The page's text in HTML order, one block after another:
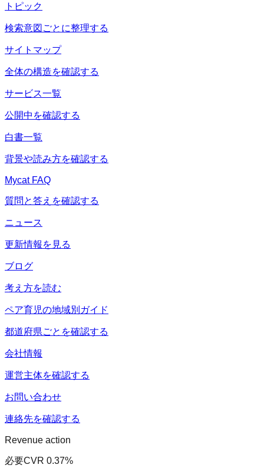
トピック
検索意図ごとに整理する
サイトマップ
全体の構造を確認する
サービス一覧
公開中を確認する
白書一覧
背景や読み方を確認する
Mycat FAQ
質問と答えを確認する
ニュース
更新情報を見る
ブログ
考え方を読む
ペア育児の地域別ガイド
都道府県ごとを確認する
会社情報
運営主体を確認する
お問い合わせ
連絡先を確認する
Revenue action
必要CVR 0.37%